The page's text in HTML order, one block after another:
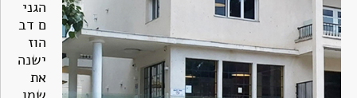
הגני
ם דב
הוז
ישנה
את